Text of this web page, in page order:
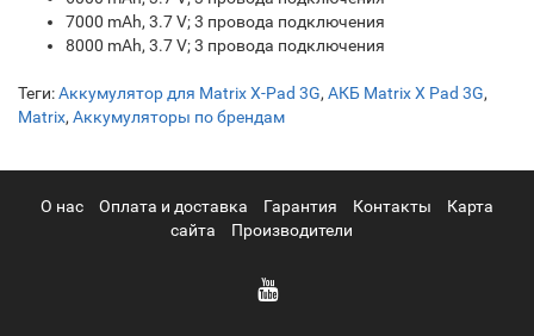
7000 mAh, 3.7 V; 3 провода подключения
8000 mAh, 3.7 V; 3 провода подключения
Теги:Аккумулятор для Matrix X-Pad 3G, АКБ Matrix X Pad 3G,
Matrix, Аккумуляторы по брендам
О нас Оплата и доставка Гарантия Контакты
Карта
сайта
Производители